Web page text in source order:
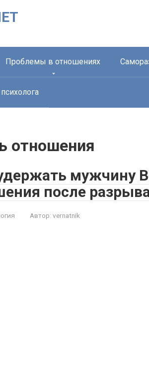
Проблемы в отношениях
отношения
мужчину
после
Автор: vernatnik